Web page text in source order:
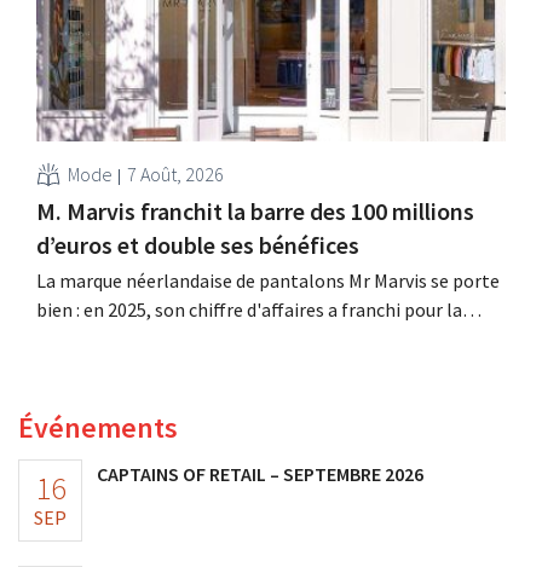
Mode 7 Août, 2026
M. Marvis franchit la barre des 100 millions
d’euros et double ses bénéfices
La marque néerlandaise de pantalons Mr Marvis se porte
bien : en 2025, son chiffre d'affaires a franchi pour la
Événements
16
SEP
CAPTAINS OF RETAIL – SEPTEMBRE 2026